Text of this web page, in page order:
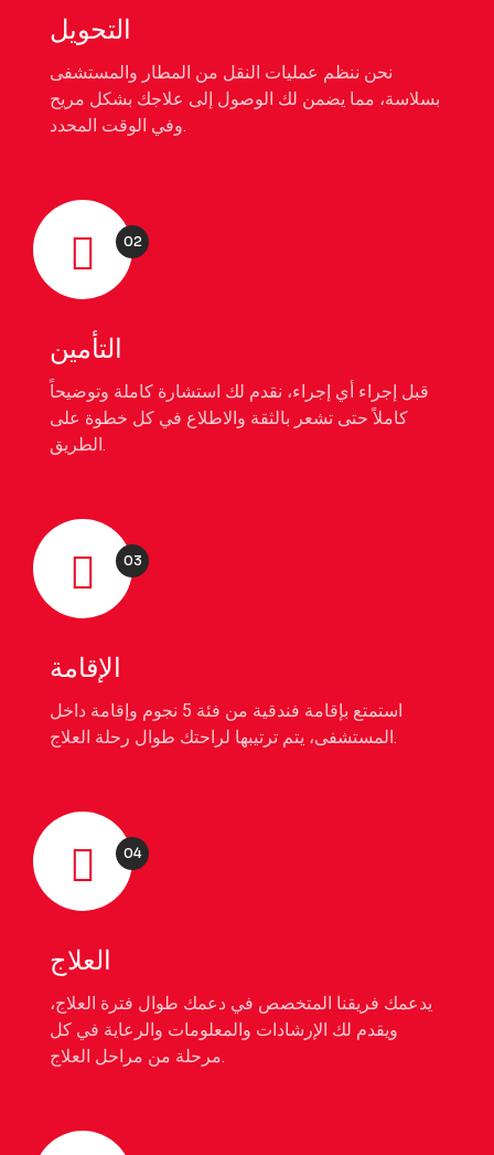
التحويل
نحن ننظم عمليات النقل من المطار والمستشفى
بسلاسة، مما يضمن لك الوصول إلى علاجك بشكل مريح
وفي الوقت المحدد.
02
التأمين
قبل إجراء أي إجراء، نقدم لك استشارة كاملة وتوضيحاً
كاملاً حتى تشعر بالثقة والاطلاع في كل خطوة على
الطريق.
03
الإقامة
استمتع بإقامة فندقية من فئة 5 نجوم وإقامة داخل
المستشفى، يتم ترتيبها لراحتك طوال رحلة العلاج.
04
العلاج
يدعمك فريقنا المتخصص في دعمك طوال فترة العلاج،
ويقدم لك الإرشادات والمعلومات والرعاية في كل
مرحلة من مراحل العلاج.